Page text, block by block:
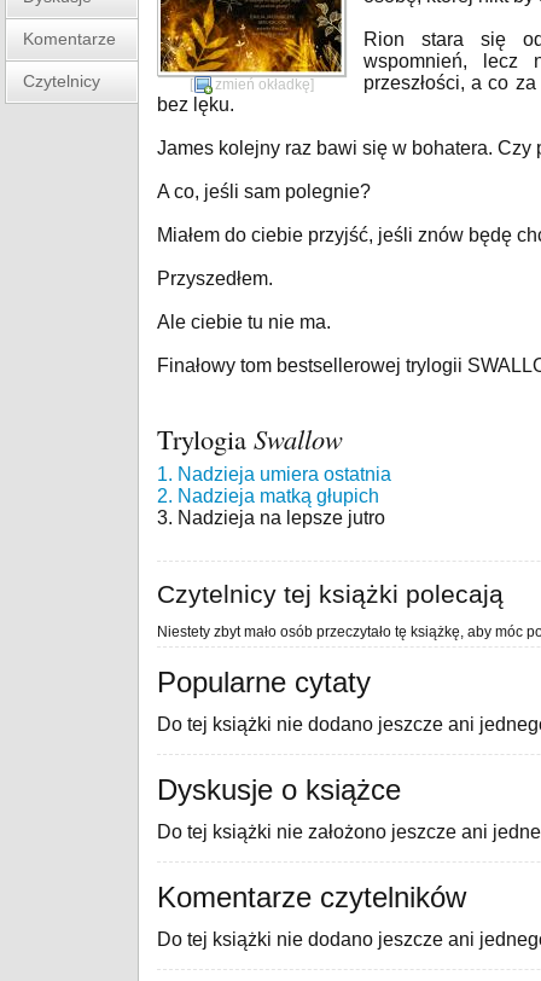
Komentarze
Czytelnicy [ zmień okładkę]
Rion stara się
wspomnień,
przeszłości, a co
bez lęku.
James kolejny raz bawi się w bohatera. Czy
A co, jeśli sam polegnie?
Miałem do ciebie przyjść, jeśli znów będę
Przyszedłem.
Ale ciebie tu nie ma.
Finałowy tom bestsellerowej trylogii
Trylogia Swallow
1. Nadzieja umiera ostatnia
2. Nadzieja matką głupich
3. Nadzieja na lepsze jutro
Czytelnicy tej książki polecają
Niestety zbyt mało osób przeczytało tę książkę, aby móc
Popularne cytaty
Do tej książki nie dodano jeszcze ani
Dyskusje o książce
Do tej książki nie założono jeszcze ani
Komentarze czytelników
Do tej książki nie dodano jeszcze ani